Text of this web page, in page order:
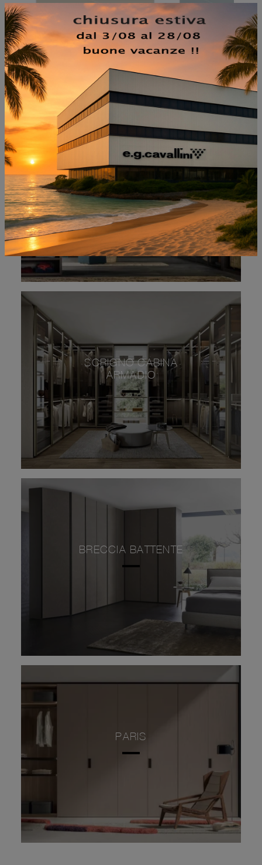
NON PERDERTI ANCHE:
PIVOT VETRO
SCRIGNO CABINA
ARMADIO
BRECCIA BATTENTE
PARIS